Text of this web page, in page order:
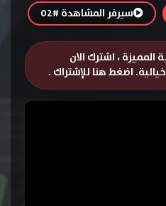
سيرفر المشاهدة #02
المميزة ، اشترك الان
اضغط هنا للإشتراك .